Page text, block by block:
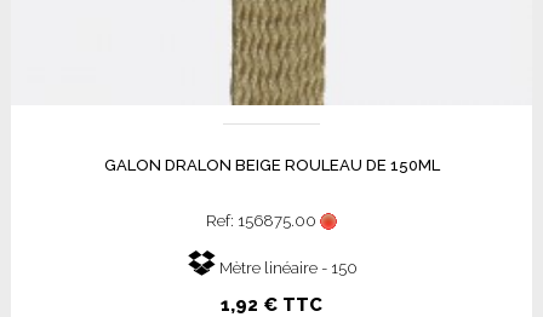
GALON DRALON BEIGE ROULEAU DE 150ML
Ref: 156875.00
Mètre linéaire - 150
1,92 € TTC